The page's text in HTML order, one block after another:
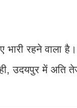
रहने वाला
उदयपुर में अति